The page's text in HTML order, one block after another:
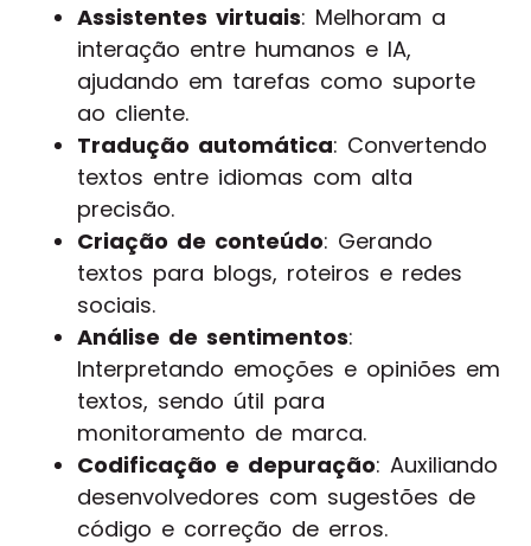
Assistentes virtuais: Melhoram a
interação entre humanos e IA,
ajudando em tarefas como suporte
ao cliente.
Tradução automática: Convertendo
textos entre idiomas com alta
precisão.
Criação de conteúdo: Gerando
textos para blogs, roteiros e redes
sociais.
Análise de sentimentos:
Interpretando emoções e opiniões em
textos, sendo útil para
monitoramento de marca.
Codificação e depuração: Auxiliando
desenvolvedores com sugestões de
código e correção de erros.